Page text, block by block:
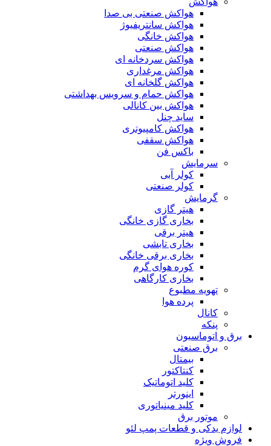
هواکش صنعتی بی صدا
هواکش سانتریفیوژ
هواکش خانگی
هواکش صنعتی
هواکش سردخانه ای
هواکش مرغداری
هواکش گلخانه ای
هواکش حمام و سرویس بهداشتی
هواکش بین کانالی
ساید چنل
هواکش کامپیوتری
هواکش سقفی
باکس فن
سرمایش
کولر آبی
کولر صنعتی
گرمایش
هیتر گازی
بخاری گازی خانگی
هیتر برقی
بخاری تابشی
بخاری برقی خانگی
کوره هوای گرم
بخاری کارگاهی
تهویه مطبوع
پرده هوا
کانال
پنکه
برق و اتوماسیون
برق صنعتی
بیمتال
کنتاکتور
کلید اتوماتیک
اینورتر
کلید مینیاتوری
موتور برق
لوازم یدکی و قطعات پمپ لئو
فروش ویژه